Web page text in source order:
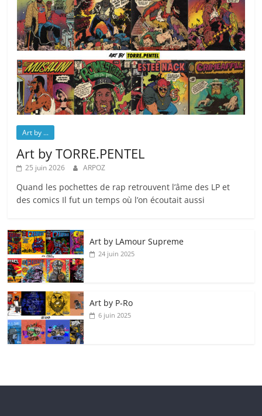
Art by ...
Art by TORRE.PENTEL
25 juin 2026 ARPOZ
Quand les pochettes de rap retrouvent l’âme des LP et
des comics Il fut un temps où l’on écoutait aussi
Art by LAmour Supreme
24 juin 2025
Art by P‑Ro
6 juin 2025